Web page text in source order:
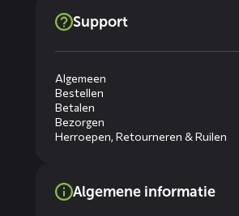
Support
Algemeen
Bestellen
Betalen
Bezorgen
Herroepen, Retourneren & Ruilen
Algemene informatie